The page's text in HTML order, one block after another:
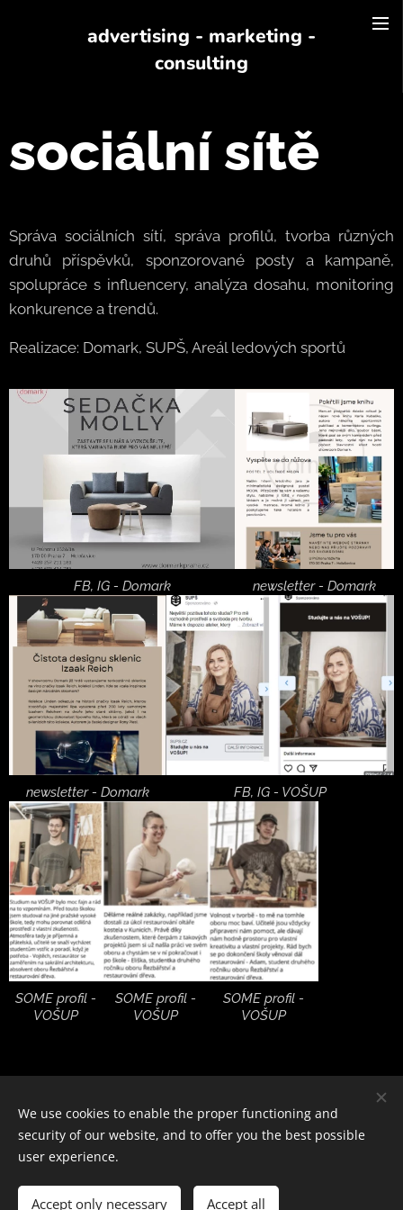
advertising - marketing -
consulting
sociální sítě
Správa sociálních sítí, správa profilů, tvorba různých
druhů příspěvků, sponzorované posty a kampaně,
spolupráce s influencery, analýza dosahu, monitoring
konkurence a trendů.
Realizace: Domark, SUPŠ, Areál ledových sportů
FB, IG - Domark newsletter - Domark
newsletter - Domark FB, IG - VOŠUP
SOME profil -
VOŠUP
SOME profil -
VOŠUP
SOME profil -
VOŠUP
Powered by Webnode Cookies
We use cookies to enable the proper functioning and
security of our website, and to offer you the best possible
user experience.
Accept only necessary Accept all